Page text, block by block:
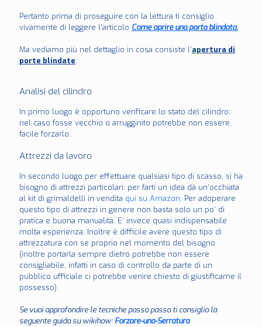
Pertanto prima di proseguire con la lettura ti consiglio
vivamente di leggere l’articolo Come aprire una porta blindata.
Ma vediamo più nel dettaglio in cosa consiste l’apertura di
porte blindate:
Analisi del cilindro
In primo luogo è opportuno verificare lo stato del cilindro:
nel caso fosse vecchio o arrugginito potrebbe non essere
facile forzarlo.
Attrezzi da lavoro
In secondo luogo per effettuare qualsiasi tipo di scasso, si ha
bisogno di attrezzi particolari: per farti un idea dà un’occhiata
al kit di grimaldelli in vendita qui su Amazon. Per adoperare
questo tipo di attrezzi in genere non basta solo un po’ di
pratica e buona manualità. E’ invece quasi indispensabile
molta esperienza. Inoltre è difficile avere questo tipo di
attrezzatura con se proprio nel momento del bisogno
(inoltre portarla sempre dietro potrebbe non essere
consigliabile, infatti in caso di controllo da parte di un
pubblico ufficiale ci potrebbe venire chiesto di giustificarne il
possesso)
Se vuoi approfondire le tecniche passo passo ti consiglio la
seguente guida su wikihow: Forzare-una-Serratura